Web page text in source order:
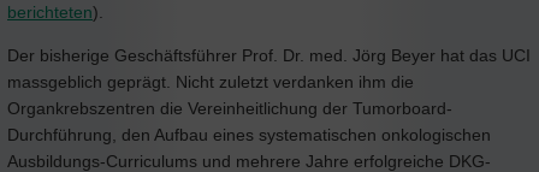
berichteten).
Der bisherige Geschäftsführer Prof. Dr. med. Jörg Beyer hat das UCI
massgeblich geprägt. Nicht zuletzt verdanken ihm die
Organkrebszentren die Vereinheitlichung der Tumorboard-
Durchführung, den Aufbau eines systematischen onkologischen
Ausbildungs-Curriculums und mehrere Jahre erfolgreiche DKG-